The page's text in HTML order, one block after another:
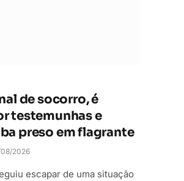
de socorro, é
testemunhas e
preso em flagrante
2026
escapar de uma situação